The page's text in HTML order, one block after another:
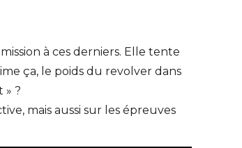
à ces derniers. Elle tente
ça, le poids du revolver dans
» ?
mais aussi sur les épreuves